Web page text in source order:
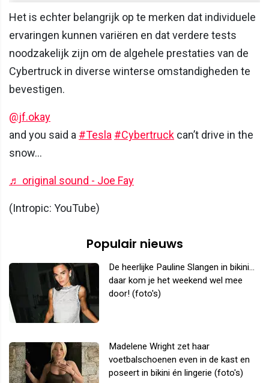
Het is echter belangrijk op te merken dat individuele
ervaringen kunnen variëren en dat verdere tests
noodzakelijk zijn om de algehele prestaties van de
Cybertruck in diverse winterse omstandigheden te
bevestigen.
@jf.okay
and you said a #Tesla #Cybertruck can’t drive in the
snow…
♬ original sound - Joe Fay
(Intropic: YouTube)
Populair nieuws
De heerlijke Pauline Slangen in bikini...
daar kom je het weekend wel mee
door! (foto's)
Madelene Wright zet haar
voetbalschoenen even in de kast en
poseert in bikini én lingerie (foto's)